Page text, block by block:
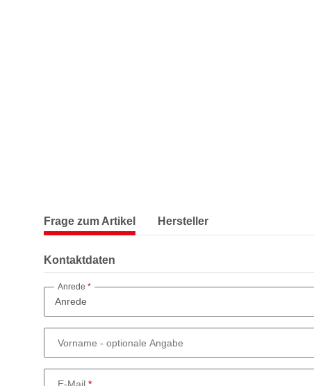
Frage zum Artikel Hersteller
Kontaktdaten
Anrede
Vorname - optionale Angabe
E-Mail